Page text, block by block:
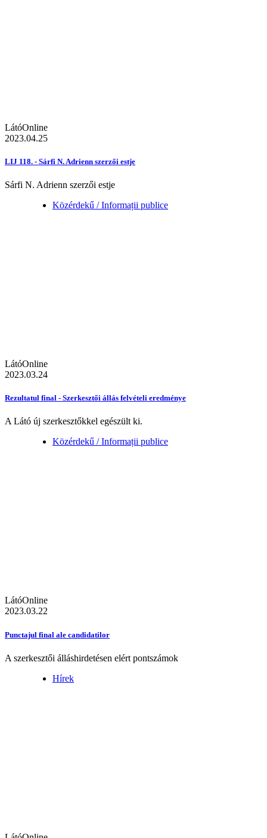
LátóOnline
2023.04.25
LIJ 118. - Sárfi N. Adrienn szerzői estje
Sárfi N. Adrienn szerzői estje
Közérdekű / Informații publice
LátóOnline
2023.03.24
Rezultatul final - Szerkesztői állás felvételi eredménye
A Látó új szerkesztőkkel egészült ki.
Közérdekű / Informații publice
LátóOnline
2023.03.22
Punctajul final ale candidatilor
A szerkesztői álláshirdetésen elért pontszámok
Hírek